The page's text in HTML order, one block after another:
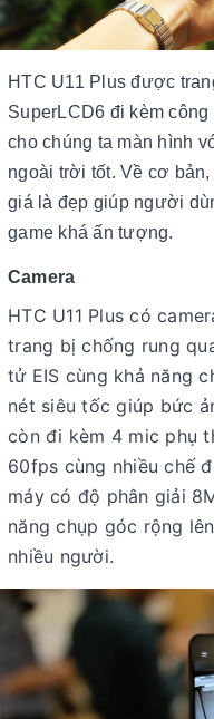
HTC U11 Plus được
SuperLCD6 đi kèm
cho chúng ta màn hình
ngoài trời tốt. Về cơ
giá là đẹp giúp người
game khá ấn tượng.
Camera
HTC U11 Plus có
trang bị chống rung
tử EIS cùng khả năng
nét siêu tốc giúp bức
còn đi kèm 4 mic phụ
60fps cùng nhiều chế
máy có độ phân giải
năng chụp góc rộng
nhiều người.